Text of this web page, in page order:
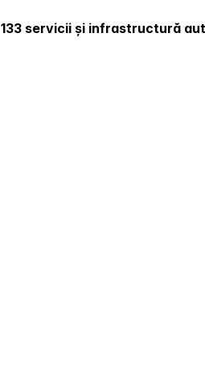
133 servicii și infrastructură